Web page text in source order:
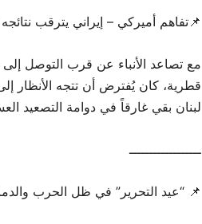
📌تفاهم أميركي – إيراني يترقب نتائجه
مع تصاعد الأنباء عن قرب التوصل إلى
قطرية، كان يُفترض أن تتجه الأنظار
لبنان بقي غارقاً في دوامة التصعيد
ــــــــــــــــــ
📌 “عيد التحرير” في ظل الحرب